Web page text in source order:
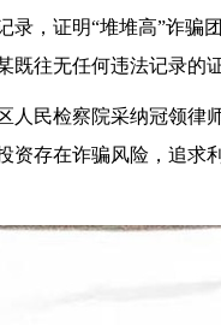
录，证明“堆堆高”诈骗
往无任何违法记录的
人民检察院采纳冠领
资存在诈骗风险，追求